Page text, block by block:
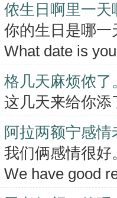
侬生日啊里一天
你的生日是哪一
What date is
格几天麻烦侬了
这几天来给你添
阿拉两额宁感情
我们俩感情很好
We have good